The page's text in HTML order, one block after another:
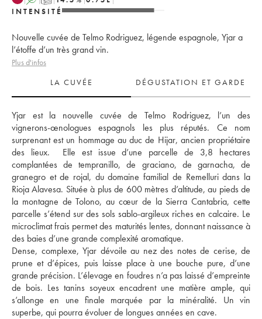
INTENSITÉ
Nouvelle cuvée de Telmo Rodriguez, légende espagnole, Yjar a
l’étoffe d’un très grand vin.
Plus d'infos
LA CUVÉE
DÉGUSTATION ET GARDE
Yjar est la nouvelle cuvée de Telmo Rodriguez, l’un des
vignerons-œnologues espagnols les plus réputés. Ce nom
surprenant est un hommage au duc de Hijar, ancien propriétaire
des lieux.  Elle est issue d’une parcelle de 3,8 hectares
complantées de tempranillo, de graciano, de garnacha, de
granegro et de rojal, du domaine familial de Remelluri dans la
Rioja Alavesa. Située à plus de 600 mètres d’altitude, au pieds de
la montagne de Tolono, au cœur de la Sierra Cantabria, cette
parcelle s’étend sur des sols sablo-argileux riches en calcaire. Le
microclimat frais permet des maturités lentes, donnant naissance à
des baies d’une grande complexité aromatique.
Dense, complexe, Yjar dévoile au nez des notes de cerise, de
prune et d’épices, puis laisse place à une bouche pure, d’une
grande précision. L’élevage en foudres n’a pas laissé d’empreinte
de bois. Les tanins soyeux encadrent une matière ample, qui
s’allonge en une finale marquée par la minéralité. Un vin
superbe, qui pourra évoluer de longues années en cave.